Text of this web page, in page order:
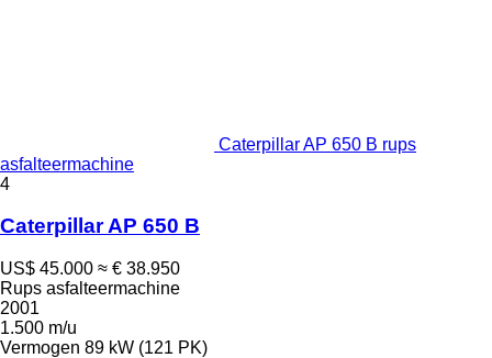
Caterpillar AP 650 B rups
asfalteermachine
4
Caterpillar AP 650 B
US$ 45.000 ≈ € 38.950
Rups asfalteermachine
2001
1.500 m/u
Vermogen 89 kW (121 PK)